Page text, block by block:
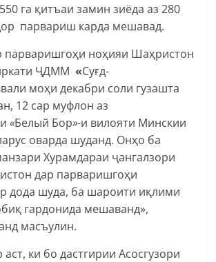
га қитъаи замин зиёда аз 280
парвариш карда мешавад.
парваришгоҳи ноҳияи Шаҳристон
ҶДММ«Суғд-
моҳи декабри соли гузашта
12 сар муфлон аз
«Белый Бор»-и вилояти Минскии
оварда шуданд. Онҳо ба
Хурамдараи ҷангалзори
дар парваришгоҳи
дода шуда, ба шароити иқлими
гардонида мешаванд»,
масъулин.
ки бо дастгирии Асосгузори